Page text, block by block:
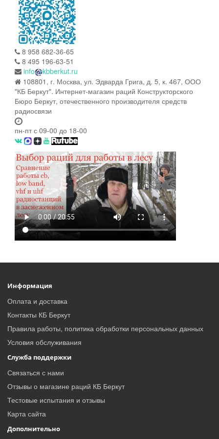
8 958 682-36-65
8 495 196-63-51
info
kbberkut.ru
108801, г. Москва, ул. Эдварда Грига, д. 5, к. 467, ООО
"КБ Беркут". Интернет-магазин раций Конструкторского
Бюро Беркут, отечественного производителя средств
радиосвязи
пн-пт с 09-00 до 18-00
Информация
Оплата и доставка
Контакты КБ Беркут
Правила работы, политика обработки персональных данных
Условия обслуживания
Служба поддержки
Связаться с нами
Отзывы о магазине раций КБ Беркут
Тестовые испытания и отзывы
Карта сайта
Дополнительно